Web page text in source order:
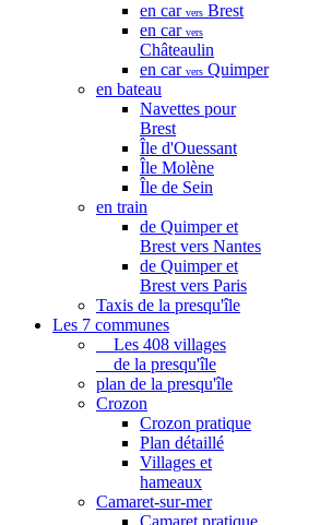
en car vers Brest
en car vers
Châteaulin
en car vers Quimper
en bateau
Navettes pour
Brest
Île d'Ouessant
Île Molène
Île de Sein
en train
de Quimper et
Brest vers Nantes
de Quimper et
Brest vers Paris
Taxis de la presqu'île
Les 7 communes
Les 408 villages
de la presqu'île
plan de la presqu'île
Crozon
Crozon pratique
Plan détaillé
Villages et
hameaux
Camaret-sur-mer
Camaret pratique